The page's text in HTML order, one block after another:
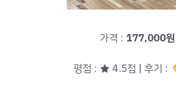
가격 : 177,000원
평점 : ★ 4.5점 | 후기 :